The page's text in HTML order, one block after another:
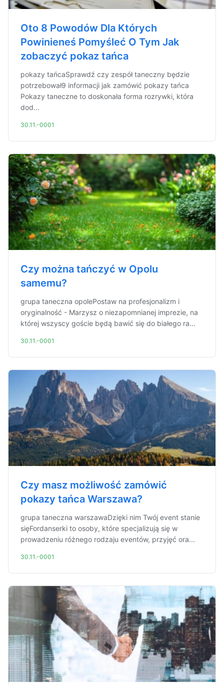
Oto 8 Powodów Dla Których
Powinieneś Pomyśleć O Tym Jak
zobaczyć pokaz tańca
pokazy tańcaSprawdź czy zespół taneczny będzie
potrzebował9 informacji jak zamówić pokazy tańca
Pokazy taneczne to doskonała forma rozrywki, która
dod...
30.11.-0001
Czy można tańczyć w Opolu
samemu?
grupa taneczna opolePostaw na profesjonalizm i
oryginalność - Marzysz o niezapomnianej imprezie, na
której wszyscy goście będą bawić się do białego ra...
30.11.-0001
Czy masz możliwość zamówić
pokazy tańca Warszawa?
grupa taneczna warszawaDzięki nim Twój event stanie
sięFordanserki to osoby, które specjalizują się w
prowadzeniu różnego rodzaju eventów, przyjęć ora...
30.11.-0001